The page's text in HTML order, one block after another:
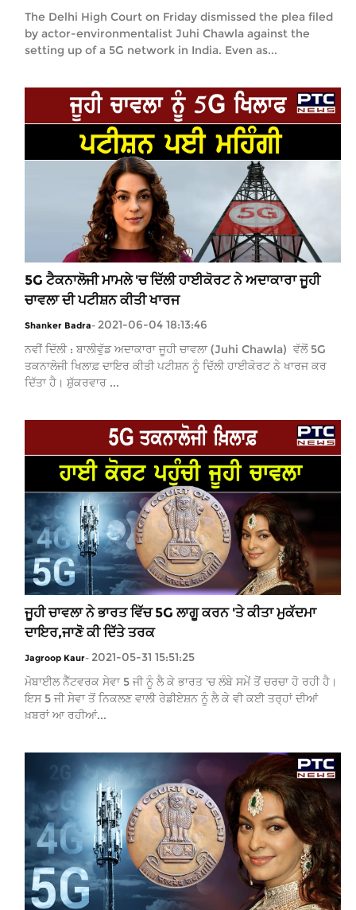
The Delhi High Court on Friday dismissed the plea filed
by actor-environmentalist Juhi Chawla against the
setting up of a 5G network in India. Even as...
5G ਟੈਕਨਾਲੋਜੀ ਮਾਮਲੇ 'ਚ ਦਿੱਲੀ ਹਾਈਕੋਰਟ ਨੇ ਅਦਾਕਾਰਾ ਜੂਹੀ
ਚਾਵਲਾ ਦੀ ਪਟੀਸ਼ਨ ਕੀਤੀ ਖਾਰਜ
Shanker Badra- 2021-06-04 18:13:46
ਨਵੀਂ ਦਿੱਲੀ : ਬਾਲੀਵੁੱਡ ਅਦਾਕਾਰਾ ਜੂਹੀ ਚਾਵਲਾ (Juhi Chawla) ਵੱਲੋਂ 5G
ਤਕਨਾਲੋਜੀ ਖਿਲਾਫ਼ ਦਾਇਰ ਕੀਤੀ ਪਟੀਸ਼ਨ ਨੂੰ ਦਿੱਲੀ ਹਾਈਕੋਰਟ ਨੇ ਖਾਰਜ ਕਰ
ਦਿੱਤਾ ਹੈ। ਸ਼ੁੱਕਰਵਾਰ ...
ਜੂਹੀ ਚਾਵਲਾ ਨੇ ਭਾਰਤ ਵਿੱਚ 5G ਲਾਗੂ ਕਰਨ 'ਤੇ ਕੀਤਾ ਮੁਕੱਦਮਾ
ਦਾਇਰ,ਜਾਣੋ ਕੀ ਦਿੱਤੇ ਤਰਕ
Jagroop Kaur- 2021-05-31 15:51:25
ਮੋਬਾਈਲ ਨੈੱਟਵਰਕ ਸੇਵਾ 5 ਜੀ ਨੂੰ ਲੈ ਕੇ ਭਾਰਤ 'ਚ ਲੰਬੇ ਸਮੇਂ ਤੋਂ ਚਰਚਾ ਹੋ ਰਹੀ ਹੈ।
ਇਸ 5 ਜੀ ਸੇਵਾ ਤੋਂ ਨਿਕਲਣ ਵਾਲੀ ਰੇਡੀਏਸ਼ਨ ਨੂੰ ਲੈ ਕੇ ਵੀ ਕਈ ਤਰ੍ਹਾਂ ਦੀਆਂ
ਖ਼ਬਰਾਂ ਆ ਰਹੀਆਂ...